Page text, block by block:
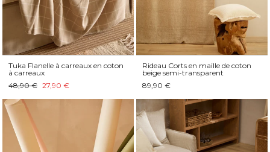
Tuka Flanelle à carreaux en coton
à carreaux
48,90 € 27,90 €
Rideau Corts en maille de coton
beige semi-transparent
89,90 €